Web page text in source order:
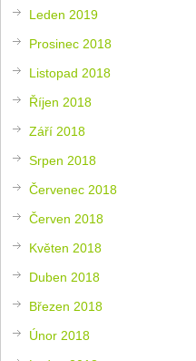
Leden 2019
Prosinec 2018
Listopad 2018
Říjen 2018
Září 2018
Srpen 2018
Červenec 2018
Červen 2018
Květen 2018
Duben 2018
Březen 2018
Únor 2018